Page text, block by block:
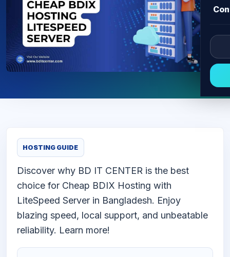
HOSTING GUIDE
Discover why BD IT CENTER is the best
choice for Cheap BDIX Hosting with
LiteSpeed Server in Bangladesh. Enjoy
blazing speed, local support, and unbeatable
reliability. Learn more!